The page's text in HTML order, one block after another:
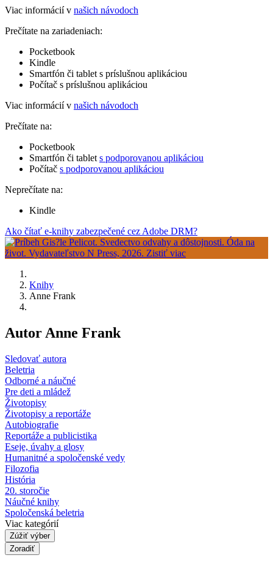
Viac informácií v našich návodoch
Prečítate na zariadeniach:
Pocketbook
Kindle
Smartfón či tablet s príslušnou aplikáciou
Počítač s príslušnou aplikáciou
Viac informácií v našich návodoch
Prečítate na:
Pocketbook
Smartfón či tablet s podporovanou aplikáciou
Počítač s podporovanou aplikáciou
Neprečítate na:
Kindle
Ako čítať e-knihy zabezpečené cez Adobe DRM?
Knihy
Anne Frank
Autor Anne Frank
Sledovať autora
Beletria
Odborné a náučné
Pre deti a mládež
Životopisy
Životopisy a reportáže
Autobiografie
Reportáže a publicistika
Eseje, úvahy a glosy
Humanitné a spoločenské vedy
Filozofia
História
20. storočie
Náučné knihy
Spoločenská beletria
Viac kategórií
Zúžiť výber
Zoradiť